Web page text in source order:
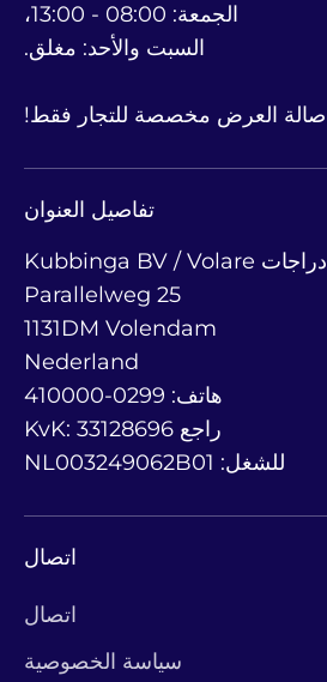
الجمعة: 08:00 - 13:00،
السبت والأحد: مغلق.
صالة العرض مخصصة للتجار فقط!
تفاصيل العنوان
Kubbinga BV / Volare دراجات
Parallelweg 25
1131DM Volendam
Nederland
هاتف: 0299-410000
KvK: 33128696 راجع
للشغل: NL003249062B01
اتصال
اتصال
سياسة الخصوصية